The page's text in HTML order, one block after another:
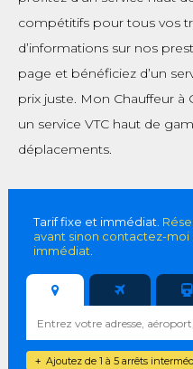
compétitifs pour tous vos
d’informations sur nos
page et bénéficiez d’un
prix juste. Mon Chauffeur
un service VTC haut de
déplacements.
Tarif fixe et immédiat.
avant sinon contactez-moi
immédiat
Ajoutez de 1 à 5 arrêts
+